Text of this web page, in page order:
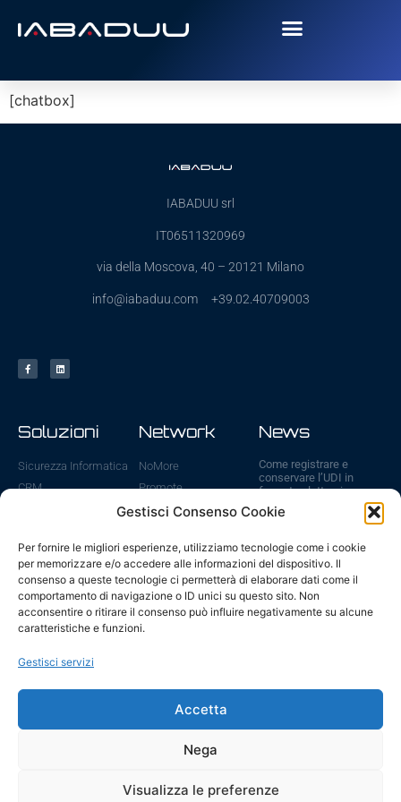
Gestisci Consenso Cookie
Per fornire le migliori esperienze, utilizziamo tecnologie come i cookie
per memorizzare e/o accedere alle informazioni del dispositivo. Il
consenso a queste tecnologie ci permetterà di elaborare dati come il
comportamento di navigazione o ID unici su questo sito. Non
acconsentire o ritirare il consenso può influire negativamente su alcune
caratteristiche e funzioni.
Gestisci servizi
Accetta
Nega
Visualizza le preferenze
[chatbox]
IABADUU srl
IT06511320969
via della Moscova, 40 – 20121 Milano
info@iabaduu.com +39.02.40709003
Soluzioni
Sicurezza Informatica
CRM
E-Commerce
Gestione IT
Fatturazione Elettronica
Network
NoMore
Promote
ViVA
News
Come registrare e
conservare l’UDI in
formato elettronico
31 Luglio 2026
rischi se non registri i
dispositivi medici
6 Luglio 2026
Scadenze UDI ed
EUDAMED 2026: tutte
le date da ricordare
24 Giugno 2026
Vai a tutte le news
iabaduu srl - © All rights reserved